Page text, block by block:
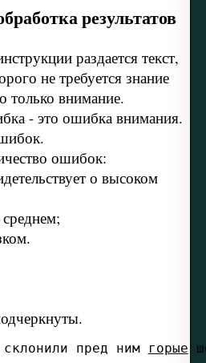
результатов
раздается текст,
не требуется знание
только внимание.
- это ошибка внимания.
ошибок:
о высоком
пред ним горые